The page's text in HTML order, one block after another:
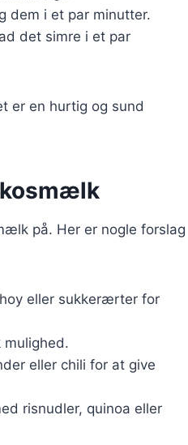
dem i et par minutter.
det simre i et par
er en hurtig og sund
på. Her er nogle forslag
eller sukkerærter for
mulighed.
eller chili for at give
risnudler, quinoa eller